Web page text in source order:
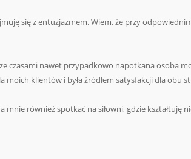
się z entuzjazmem. Wiem, że przy
czasami nawet przypadkowo napotkana osoba
moich klientów i była źródłem satysfakcji dla obu
również spotkać na siłowni, gdzie kształtuję